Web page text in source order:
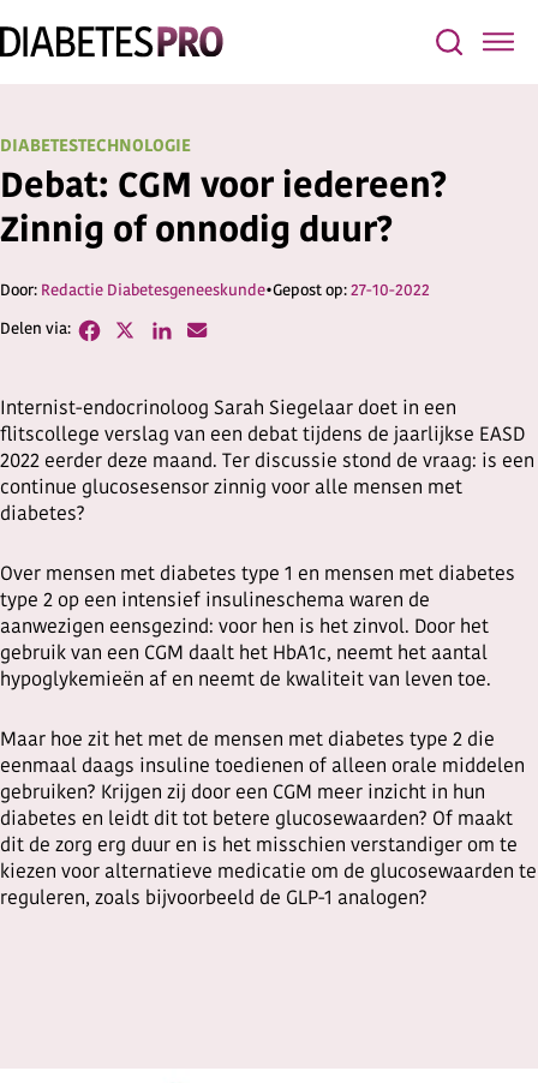
Debat: CGM voor iedereen?
Zinnig of onnodig duur?
Redactie Diabetesgeneeskunde 27-10-2022
DIABETESTECHNOLOGIE
Internist-endocrinoloog Sarah Siegelaar doet in een
flitscollege verslag van een debat tijdens de jaarlijkse EASD
2022 eerder deze maand. Ter discussie stond de vraag: is een
continue glucosesensor zinnig voor alle mensen met
diabetes?
Over mensen met diabetes type 1 en mensen met diabetes
type 2 op een intensief insulineschema waren de
aanwezigen eensgezind: voor hen is het zinvol. Door het
gebruik van een CGM daalt het HbA1c, neemt het aantal
hypoglykemieën af en neemt de kwaliteit van leven toe.
Maar hoe zit het met de mensen met diabetes type 2 die
eenmaal daags insuline toedienen of alleen orale middelen
gebruiken? Krijgen zij door een CGM meer inzicht in hun
diabetes en leidt dit tot betere glucosewaarden? Of maakt
dit de zorg erg duur en is het misschien verstandiger om te
kiezen voor alternatieve medicatie om de glucosewaarden te
reguleren, zoals bijvoorbeeld de GLP-1 analogen?